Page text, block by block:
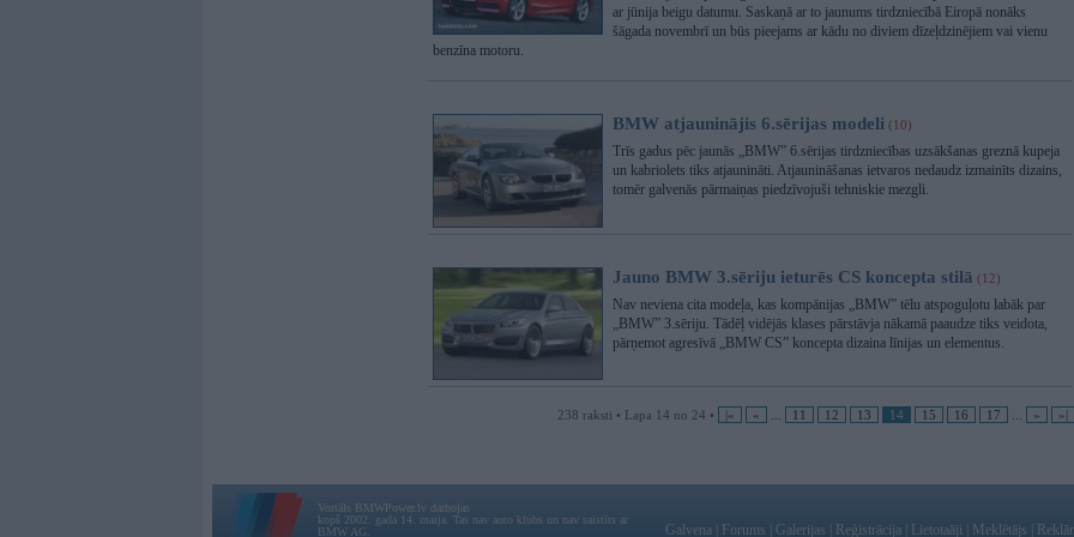
ar jūnija beigu datumu. Saskaņā ar to jaunums tirdzniecībā Eiropā nonāks
šāgada novembrī un būs pieejams ar kādu no diviem dīzeļdzinējiem vai vienu
benzīna motoru.
BMW atjauninājis 6.sērijas modeli (10)
Trīs gadus pēc jaunās „BMW” 6.sērijas tirdzniecības uzsākšanas greznā kupeja
un kabriolets tiks atjaunināti. Atjaunināšanas ietvaros nedaudz izmainīts dizains,
tomēr galvenās pārmaiņas piedzīvojuši tehniskie mezgli.
Jauno BMW 3.sēriju ieturēs CS koncepta stilā (12)
Nav neviena cita modeļa, kas kompānijas „BMW” tēlu atspoguļotu labāk par
„BMW” 3.sēriju. Tādēļ vidējās klases pārstāvja nākamā paaudze tiks veidota,
pārņemot agresīvā „BMW CS” koncepta dizaina līnijas un elementus.
238 raksti • Lapa 14 no 24 • |« « 11 12 13 14 15 16 17 » »|
Vortāls BMWPower.lv darbojas
kopš 2002. gada 14. maija. Tas nav auto klubs un nav saistīts ar
BMW AG.
Galvena Forums Galerijas Reģistrācija Lietotaāji Meklētājs